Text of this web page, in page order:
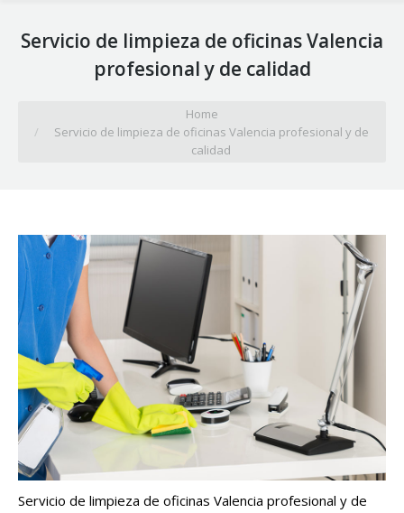
Servicio de limpieza de oficinas Valencia
profesional y de calidad
Home
Servicio de limpieza de oficinas Valencia profesional y de
calidad
Servicio de limpieza de oficinas Valencia profesional y de